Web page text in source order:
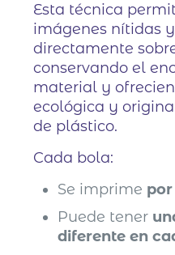
Esta técnica
imágenes nítidas
directamente
conservando el
material y
ecológica y
de plástico.
Cada bola:
Se imprime
Puede tener
diferente en